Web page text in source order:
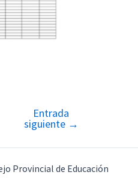
Entrada
siguiente →
Provincial de Educación